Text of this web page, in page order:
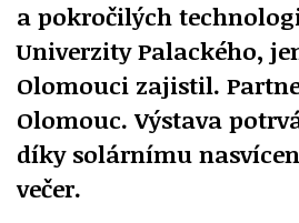
a pokročilých
Univerzity Palackého,
Olomouci zajistil.
Olomouc. Výstava
díky solárnímu
večer.